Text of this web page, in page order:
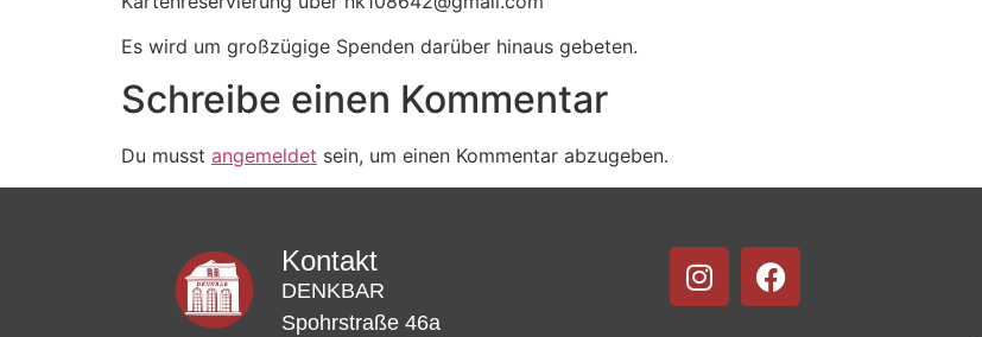
Es wird um großzügige Spenden darüber hinaus gebeten.
Schreibe einen Kommentar
Du musst angemeldet sein, um einen Kommentar abzugeben.
Kontakt
DENKBAR
Spohrstraße 46a